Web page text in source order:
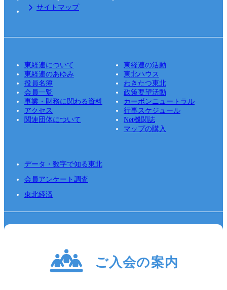
サイトマップ
東経連について
東経連の活動
東経連のあゆみ
東北ハウス
役員名簿
わきたつ東北
会員一覧
政策要望活動
事業・財務に関わる資料
カーボンニュートラル
アクセス
行事スケジュール
関連団体について
Net機関誌
マップの購入
データ・数字で知る東北
会員アンケート調査
東北経済